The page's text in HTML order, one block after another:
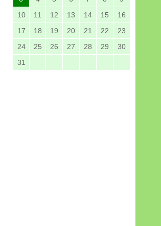
10
11 12 13 14 15
16
17
18 19 20 21 22
23
24
25 26 27 28 29
30
31